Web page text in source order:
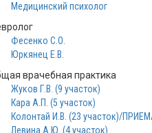
Медицинский психолог
Фесенко С.О.
Юркянец Е.В.
врачебная практика
Жуков Г.В. (9 участок)
Кара А.П. (5 участок)
Колонтай И.В. (23 участок)/
Левина А.Ю. (4 участок)